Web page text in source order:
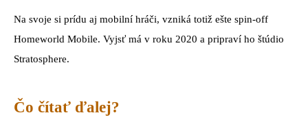
Na svoje si prídu aj mobilní hráči, vzniká totiž ešte spin-off
Homeworld Mobile. Vyjsť má v roku 2020 a pripraví ho štúdio
Stratosphere.
Čo čítať ďalej?